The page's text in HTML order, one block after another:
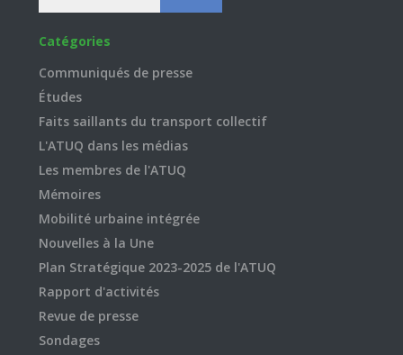
Catégories
Communiqués de presse
Études
Faits saillants du transport collectif
L'ATUQ dans les médias
Les membres de l'ATUQ
Mémoires
Mobilité urbaine intégrée
Nouvelles à la Une
Plan Stratégique 2023-2025 de l'ATUQ
Rapport d'activités
Revue de presse
Sondages